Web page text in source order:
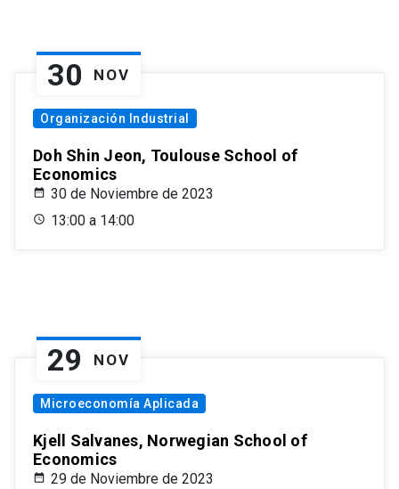
30 NOV
Organización Industrial
Doh Shin Jeon, Toulouse School of
Economics
30 de Noviembre de 2023
13:00 a 14:00
29 NOV
Microeconomía Aplicada
Kjell Salvanes, Norwegian School of
Economics
29 de Noviembre de 2023